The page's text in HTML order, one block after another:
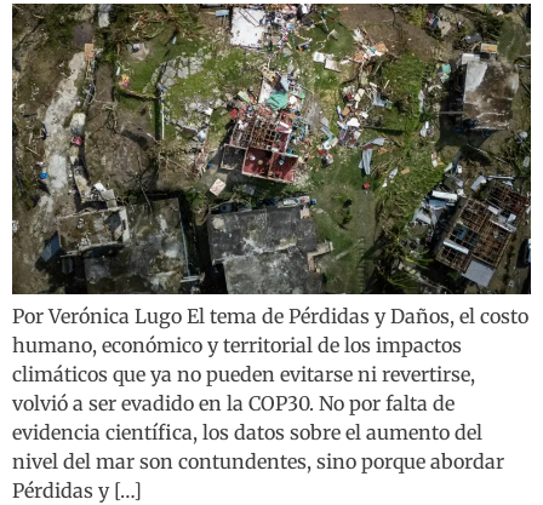
Por Verónica Lugo El tema de Pérdidas y Daños, el costo
humano, económico y territorial de los impactos
climáticos que ya no pueden evitarse ni revertirse,
volvió a ser evadido en la COP30. No por falta de
evidencia científica, los datos sobre el aumento del
nivel del mar son contundentes, sino porque abordar
Pérdidas y […]